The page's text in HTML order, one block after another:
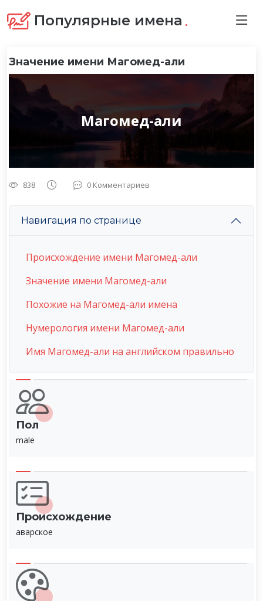
Популярные имена .
Значение имени Магомед-али
Магомед-али
838 0 Комментариев
Навигация по странице
Происхождение имени Магомед-али
Значение имени Магомед-али
Похожие на Магомед-али имена
Нумерология имени Магомед-али
Имя Магомед-али на английском правильно
Пол
male
Происхождение
аварское